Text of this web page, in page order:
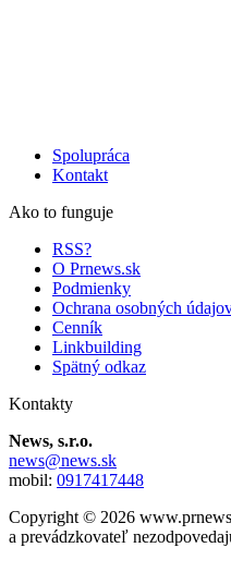
Spolupráca
Kontakt
Ako to funguje
RSS?
O Prnews.sk
Podmienky
Ochrana osobných
Cenník
Linkbuilding
Spätný odkaz
Kontakty
News, s.r.o.
news@news.sk
mobil: 0917417448
Copyright © 2026
a prevádzkovateľ